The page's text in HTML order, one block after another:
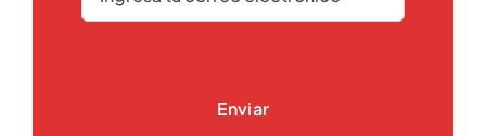
Enviar